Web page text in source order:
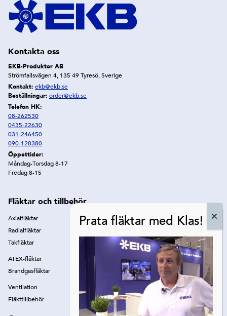
Kontakta oss
EKB-Produkter AB
Strömfallsvägen 4, 135 49 Tyresö, Sverige
Kontakt: ekb@ekb.se
Beställningar: order@ekb.se
Telefon HK:
08-262530
0435-22630
031-246450
090-128380
Öppettider:
Måndag-Torsdag 8-17
Fredag 8-15
Fläktar och tillbehör
Axialfläktar
Radialfläktar
Takfläktar
ATEX-fläktar
Brandgasfläktar
Ventilation
Fläkttillbehör